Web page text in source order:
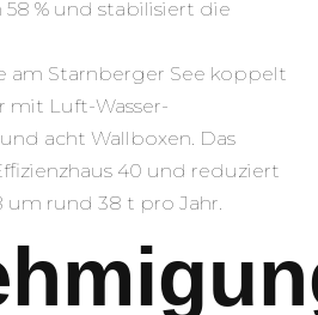
% und stabilisiert die
am Starnberger See koppelt
mit Luft-Wasser-
acht Wallboxen. Das
40 und reduziert
um rund 38 t pro Jahr.